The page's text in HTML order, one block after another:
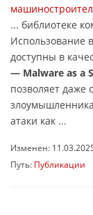
... библиотеке
Использование
доступны в
― Malware as a
позволяет даже
атаки как ...
Изменен:
Путь: Публикации